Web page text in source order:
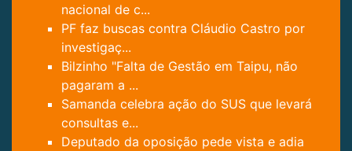
nacional de c...
PF faz buscas contra Cláudio Castro por
investigaç...
Bilzinho "Falta de Gestão em Taipu, não
pagaram a ...
Samanda celebra ação do SUS que levará
consultas e...
Deputado da oposição pede vista e adia